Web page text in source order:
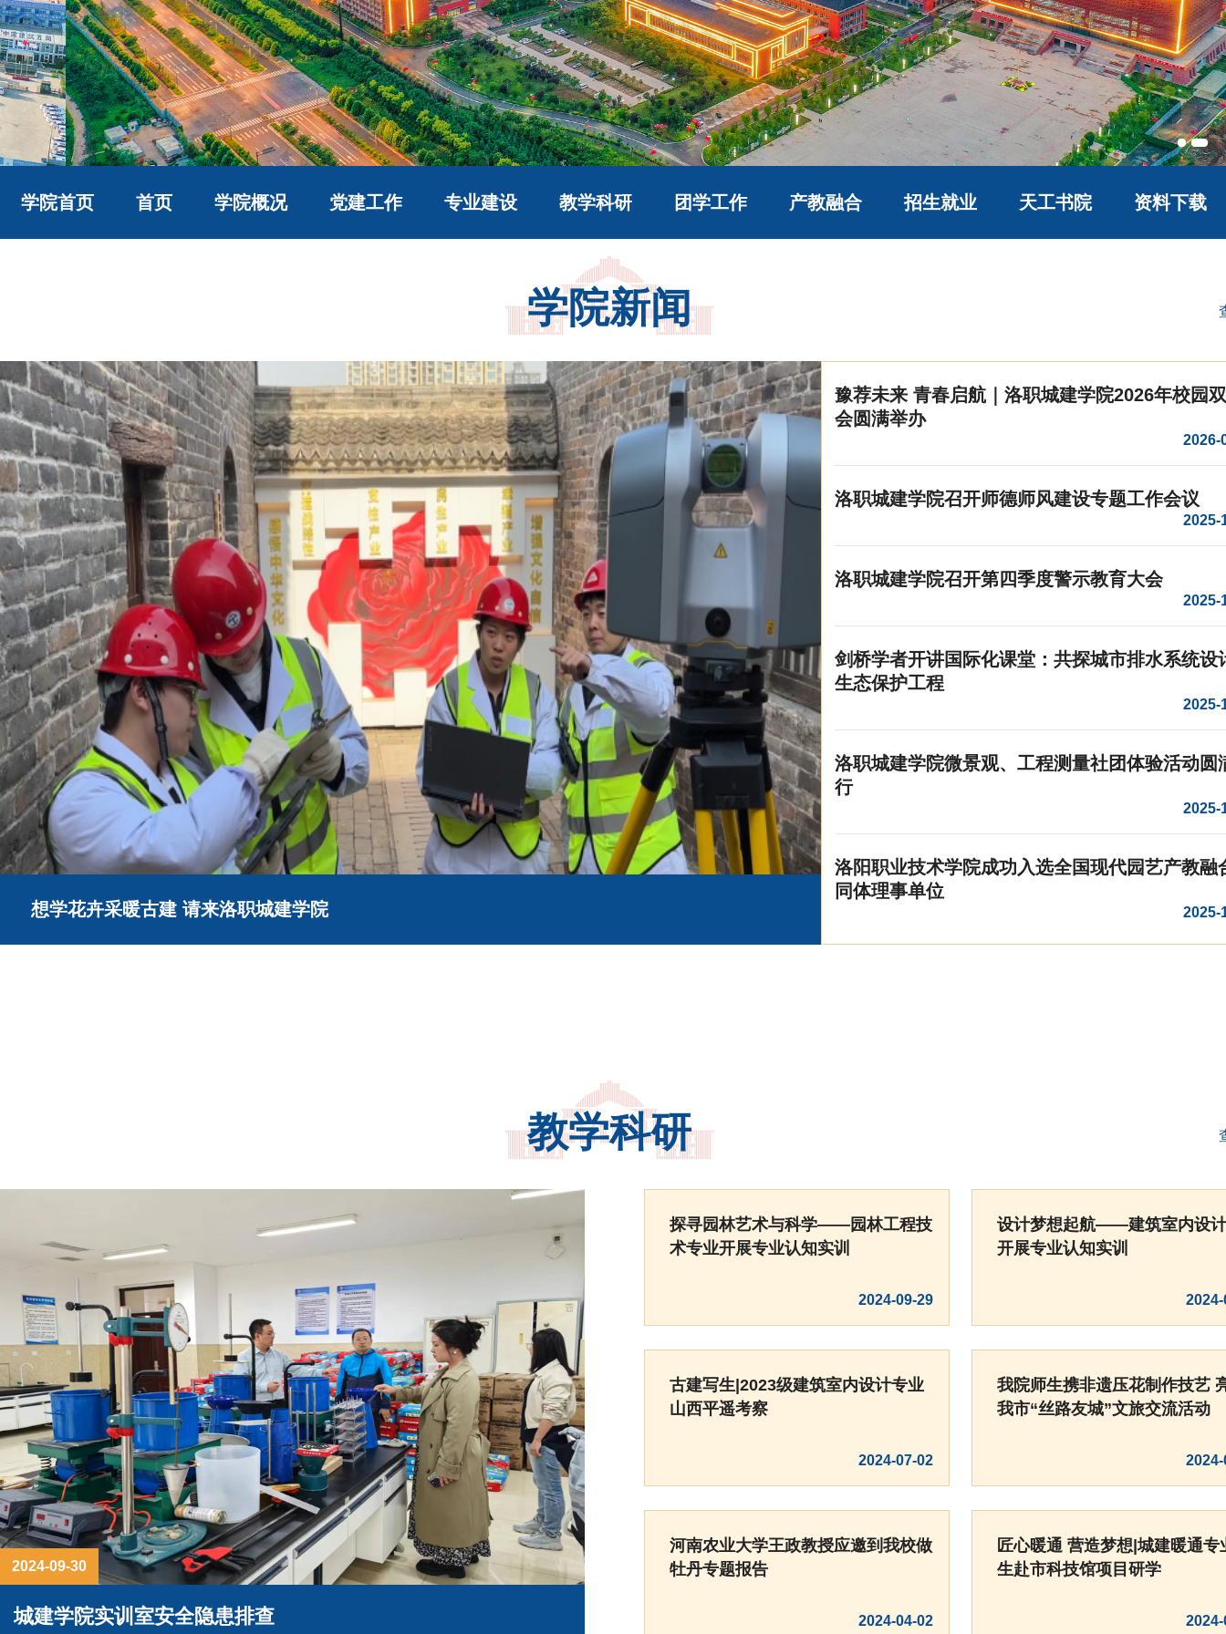
学院首页 首页 学院概况 党建工作 专业建设 教学科研 团学工作 产教融合 招生就业 天工书院 资料下载
学院新闻
想学花卉采暖古建 请来洛职城建学院
豫荐未来 青春启航｜洛职城建学院2026年校园
会圆满举办
2026-
洛职城建学院召开师德师风建设专题工作会议
2025-
洛职城建学院召开第四季度警示教育大会
2025-
剑桥学者开讲国际化课堂：共探城市排水系统设
生态保护工程
2025-
洛职城建学院微景观、工程测量社团体验活动圆
行
2025-
洛阳职业技术学院成功入选全国现代园艺产教融
同体理事单位
2025-
教学科研
2024-09-30
城建学院实训室安全隐患排查
探寻园林艺术与科学——园林工程技
术专业开展专业认知实训
2024-09-29
设计梦想起航——建筑室内设
开展专业认知实训
古建写生|2023级建筑室内设计专业
山西平遥考察
2024-07-02
我院师生携非遗压花制作技艺
我市“丝路友城”文旅交流活动
河南农业大学王政教授应邀到我校做
牡丹专题报告
2024-04-02
匠心暖通 营造梦想|城建暖通专
生赴市科技馆项目研学